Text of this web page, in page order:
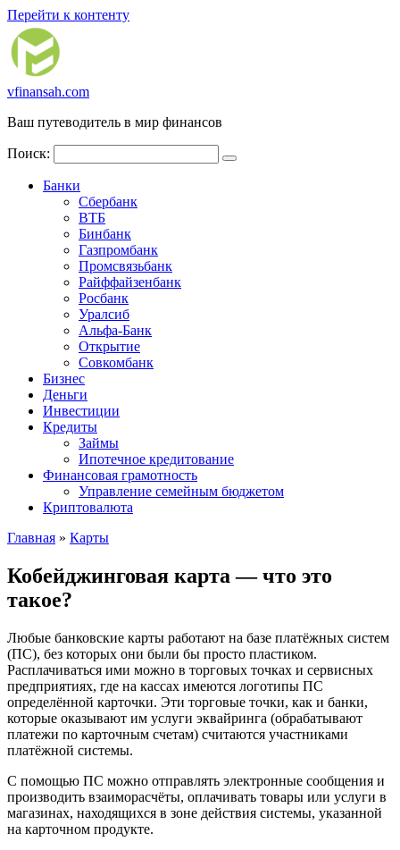
Перейти к контенту
vfinansah.com
Ваш путеводитель в мир финансов
Поиск:
Банки
Сбербанк
ВТБ
Бинбанк
Газпромбанк
Промсвязьбанк
Райффайзенбанк
Росбанк
Уралсиб
Альфа-Банк
Открытие
Совкомбанк
Бизнес
Деньги
Инвестиции
Кредиты
Займы
Ипотечное кредитование
Финансовая грамотность
Управление семейным бюджетом
Криптовалюта
Главная » Карты
Кобейджинговая карта — что это
такое?
Любые банковские карты работают на базе платёжных систем
(ПС), без которых они были бы просто пластиком.
Расплачиваться ими можно в торговых точках и сервисных
предприятиях, где на кассах имеются логотипы ПС
определённой карточки. Эти торговые точки, как и банки,
которые оказывают им услуги эквайринга (обрабатывают
платежи по карточным счетам) считаются участниками
платёжной системы.
С помощью ПС можно отправлять электронные сообщения и
производить взаиморасчёты, оплачивать товары или услуги в
магазинах, находящихся в зоне действия системы, указанной
на карточном продукте.